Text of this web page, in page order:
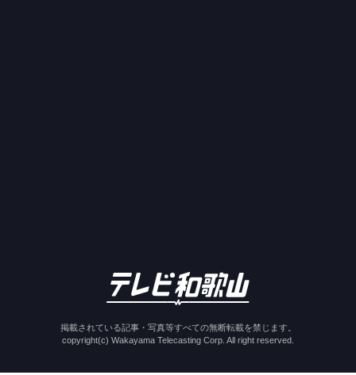
掲載されている記事・写真等すべての無断転載を禁じます。
copyright(c) Wakayama Telecasting Corp. All right reserved.